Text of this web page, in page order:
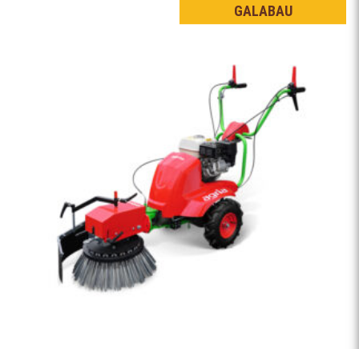
GALABAU